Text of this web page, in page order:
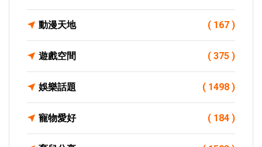
動漫天地 ( 167 )
遊戲空間 ( 375 )
娛樂話題 ( 1498 )
寵物愛好 ( 184 )